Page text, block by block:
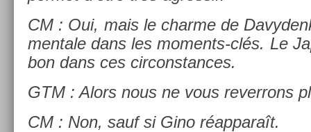
CM : Oui, mais le char­me de
men­tale dans les moments-clés. Le
bon dans ces cir­constan­ces.
GTM : Alors nous ne vous re­ver­rons
CM : Non, sauf si Gino réap­paraît.